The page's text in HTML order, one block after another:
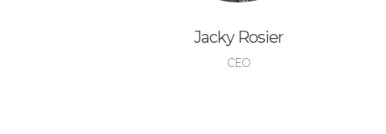
Jacky Rosier
CEO